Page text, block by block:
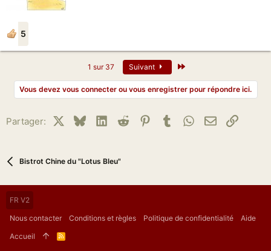
5
1 sur 37 Suivant
Vous devez vous connecter ou vous enregistrer pour répondre ici.
Partager: BlueskyLinkedInReddit Pinterest
TumblrWhatsApp
EmailLien
Bistrot Chine du "Lotus Bleu"
FR V2
Nous contacter
Conditions et règles Politique de confidentialité
Aide
Accueil
R